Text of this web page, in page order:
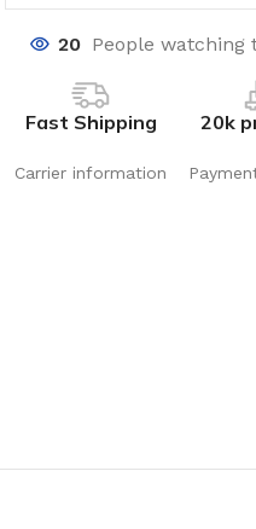
20 People watching
Fast Shipping
Carrier information
20k